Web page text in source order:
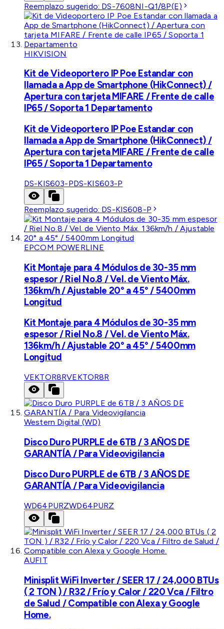
Reemplazo sugerido: DS-7608NI-Q1/8P(E)
HIKVISION
Kit de Videoportero IP Poe Estandar con
llamada a App de Smartphone (HikConnect) /
Apertura con tarjeta MIFARE / Frente de calle
IP65 / Soporta 1 Departamento
Kit de Videoportero IP Poe Estandar con
llamada a App de Smartphone (HikConnect) /
Apertura con tarjeta MIFARE / Frente de calle
IP65 / Soporta 1 Departamento
DS-KIS603-PDS-KIS603-P
Reemplazo sugerido: DS-KIS608-P
EPCOM POWERLINE
Kit Montaje para 4 Módulos de 30-35 mm
espesor / Riel No.8 / Vel. de Viento Máx.
136km/h / Ajustable 20° a 45° / 5400mm
Longitud
Kit Montaje para 4 Módulos de 30-35 mm
espesor / Riel No.8 / Vel. de Viento Máx.
136km/h / Ajustable 20° a 45° / 5400mm
Longitud
VEKTOR8RVEKTOR8R
Western Digital (WD)
Disco Duro PURPLE de 6TB / 3 AÑOS DE
GARANTÍA / Para Videovigilancia
Disco Duro PURPLE de 6TB / 3 AÑOS DE
GARANTÍA / Para Videovigilancia
WD64PURZWD64PURZ
AUFIT
Minisplit WiFi Inverter / SEER 17 / 24,000 BTUs
( 2 TON ) / R32 / Frío y Calor / 220 Vca / Filtro
de Salud / Compatible con Alexa y Google
Home.